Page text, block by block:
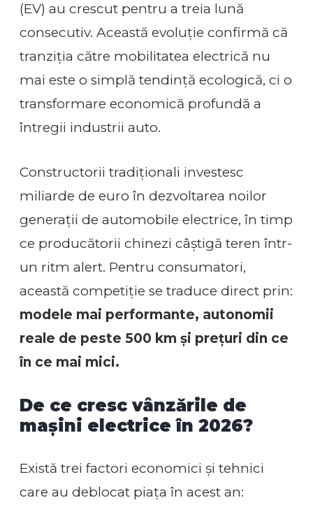
(EV) au crescut pentru a treia lună
consecutiv. Această evoluție confirmă că
tranziția către mobilitatea electrică nu
mai este o simplă tendință ecologică, ci o
transformare economică profundă a
întregii industrii auto.
Constructorii tradiționali investesc
miliarde de euro în dezvoltarea noilor
generații de automobile electrice, în timp
ce producătorii chinezi câștigă teren într-
un ritm alert. Pentru consumatori,
această competiție se traduce direct prin:
modele mai performante, autonomii
reale de peste 500 km și prețuri din ce
în ce mai mici.
De ce cresc vânzările de
mașini electrice în 2026?
Există trei factori economici și tehnici
care au deblocat piața în acest an: